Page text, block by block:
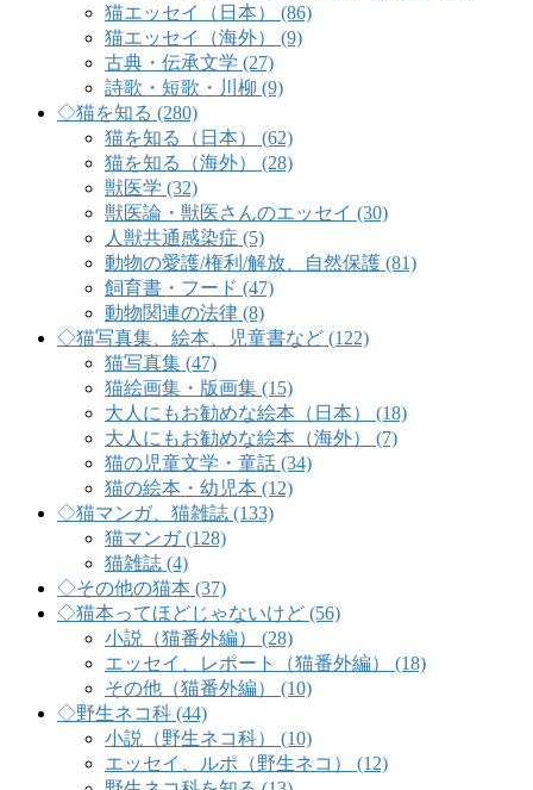
猫エッセイ（日本） (86)
猫エッセイ（海外） (9)
古典・伝承文学 (27)
詩歌・短歌・川柳 (9)
◇猫を知る (280)
猫を知る（日本） (62)
猫を知る（海外） (28)
獣医学 (32)
獣医論・獣医さんのエッセイ (30)
人獣共通感染症 (5)
動物の愛護/権利/解放、自然保護 (81)
飼育書・フード (47)
動物関連の法律 (8)
◇猫写真集、絵本、児童書など (122)
猫写真集 (47)
猫絵画集・版画集 (15)
大人にもお勧めな絵本（日本） (18)
大人にもお勧めな絵本（海外） (7)
猫の児童文学・童話 (34)
猫の絵本・幼児本 (12)
◇猫マンガ、猫雑誌 (133)
猫マンガ (128)
猫雑誌 (4)
◇その他の猫本 (37)
◇猫本ってほどじゃないけど (56)
小説（猫番外編） (28)
エッセイ、レポート（猫番外編） (18)
その他（猫番外編） (10)
◇野生ネコ科 (44)
小説（野生ネコ科） (10)
エッセイ、ルポ（野生ネコ） (12)